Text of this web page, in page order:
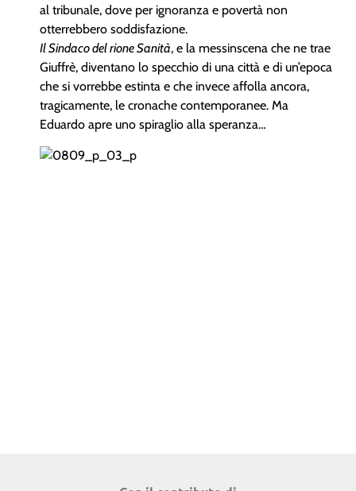
al tribunale, dove per ignoranza e povertà non
otterrebbero soddisfazione.
Il Sindaco del rione Sanità, e la messinscena che ne trae
Giuffrè, diventano lo specchio di una città e di un’epoca
che si vorrebbe estinta e che invece affolla ancora,
tragicamente, le cronache contemporanee. Ma
Eduardo apre uno spiraglio alla speranza…